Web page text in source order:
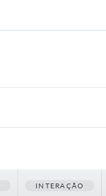
INTERAÇÃO